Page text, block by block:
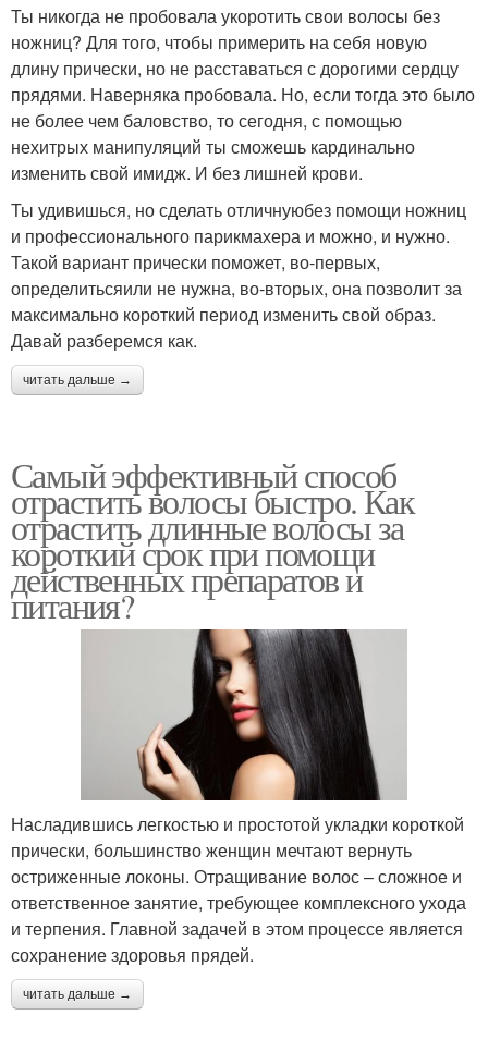
Ты никогда не пробовала укоротить свои волосы без
ножниц? Для того, чтобы примерить на себя новую
длину прически, но не расставаться с дорогими сердцу
прядями. Наверняка пробовала. Но, если тогда это было
не более чем баловство, то сегодня, с помощью
нехитрых манипуляций ты сможешь кардинально
изменить свой имидж. И без лишней крови.
Ты удивишься, но сделать отличнуюбез помощи ножниц
и профессионального парикмахера и можно, и нужно.
Такой вариант прически поможет, во-первых,
определитьсяили не нужна, во-вторых, она позволит за
максимально короткий период изменить свой образ.
Давай разберемся как.
читать дальше →
Самый эффективный способ
отрастить волосы быстро. Как
отрастить длинные волосы за
короткий срок при помощи
действенных препаратов и
питания?
Насладившись легкостью и простотой укладки короткой
прически, большинство женщин мечтают вернуть
остриженные локоны. Отращивание волос – сложное и
ответственное занятие, требующее комплексного ухода
и терпения. Главной задачей в этом процессе является
сохранение здоровья прядей.
читать дальше →